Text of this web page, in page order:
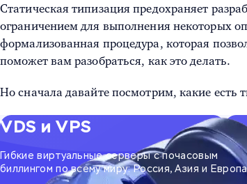
Статическая типизация предохраняет
ограничением для выполнения некоторых
формализованная процедура, которая
поможет вам разобраться, как это делать.
Но сначала давайте посмотрим, какие есть
VDS и VPS
Гибкие виртуальные серверы с почасовым
биллингом по всему миру: Россия, Азия и